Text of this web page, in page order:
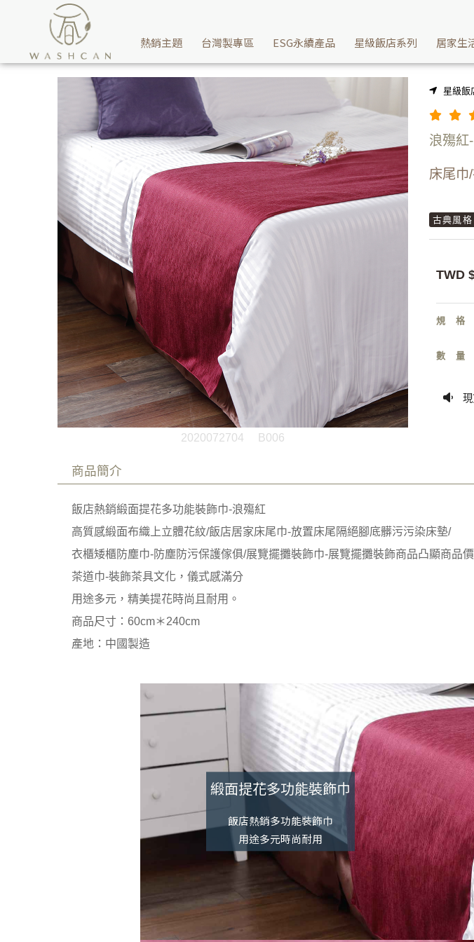
Washcan瓦士肯-可防塵防污保護傢俱床墊，也可凸顯商品價值增添文化氣息與儀式感-多功能裝
熱銷主題 台灣製專區 ESG永續產品 星級飯店系列 居家生
2020072704 B006
星級飯
浪殤紅
床尾巾
古典風格
TWD
規格
數量
現
商品簡介
飯店熱銷緞面提花多功能裝飾巾-浪殤紅
高質感緞面布織上立體花紋/飯店居家床尾巾-放置床尾隔絕腳底髒污污染床墊/
衣櫃矮櫃防塵巾-防塵防污保護傢俱/展覽擺攤裝飾巾-展覽擺攤裝飾商品凸顯商品
茶道巾-裝飾茶具文化，儀式感滿分
用途多元，精美提花時尚且耐用。
商品尺寸：60cm＊240cm
產地：中國製造
緞面提花多功能裝飾巾
飯店熱銷多功能裝飾巾
用途多元時尚耐用